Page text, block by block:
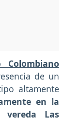
de un
altamente
en la
vereda Las